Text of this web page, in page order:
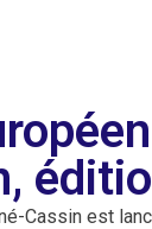
Cassin est